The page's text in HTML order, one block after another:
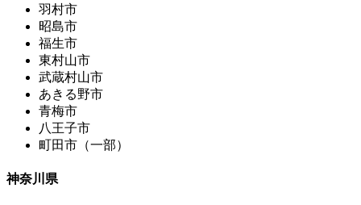
羽村市
昭島市
福生市
東村山市
武蔵村山市
あきる野市
青梅市
八王子市
町田市（一部）
神奈川県